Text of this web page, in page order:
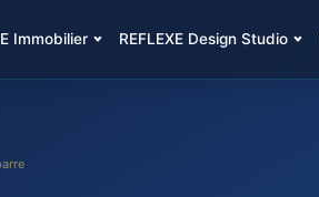
Immobilier REFLEXE Design Studio